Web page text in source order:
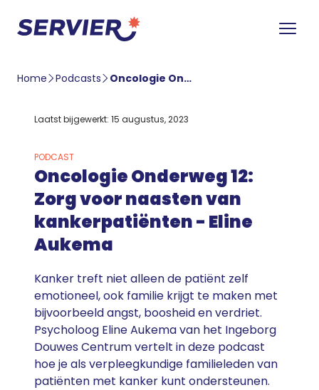
Home Podcasts Oncologie Onderweg 12: Zorg voor naasten van kankerpatiënten – Eline Aukema
Laatst bijgewerkt: 15 augustus, 2023
PODCAST
Oncologie Onderweg 12:
Zorg voor naasten van
kankerpatiënten - Eline
Aukema
Kanker treft niet alleen de patiënt zelf
emotioneel, ook familie krijgt te maken met
bijvoorbeeld angst, boosheid en verdriet.
Psycholoog Eline Aukema van het Ingeborg
Douwes Centrum vertelt in deze podcast
hoe je als verpleegkundige familieleden van
patiënten met kanker kunt ondersteunen.